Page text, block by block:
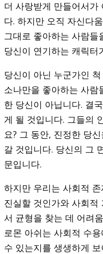
더 사랑받게 만들어서가
다. 하지만 오직 자신다
그대로 좋아하는 사람
당신이 연기하는 캐릭터
당신이 아닌 누군가인
소나만을 좋아하는 사람
한 당신이 아닙니다. 결
게 될 것입니다. 그들의
요? 그 동안, 진정한 당
갈 것입니다. 당신의 그
문입니다.
하지만 우리는 사회적
진실할 것인가와 사회적
서 균형을 찾는 데 어려
로몬 아쉬는 사회적 수
수 있는지를 생생하게